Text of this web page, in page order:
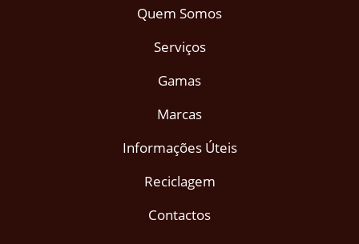
Quem Somos
Serviços
Gamas
Marcas
Informações Úteis
Reciclagem
Contactos